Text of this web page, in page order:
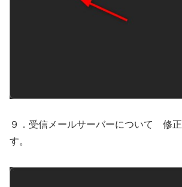
９．受信メールサーバーについて 修
す。